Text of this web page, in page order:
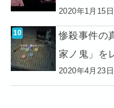
2020年1月15
惨殺事件の
家ノ鬼」を
2020年4月23